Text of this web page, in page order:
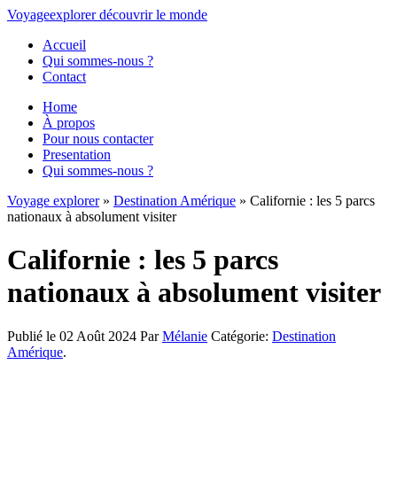
Voyageexplorer découvrirle monde
Accueil
Qui sommes-nous ?
Contact
Home
À propos
Pour nous contacter
Presentation
Qui sommes-nous ?
Voyage explorer» Destination Amérique » Californie : les 5 parcs
nationaux à absolument visiter
Californie : les 5 parcs
nationaux à absolument visiter
Publié le 02 Août 2024 ParMélanie Catégorie: Destination
Amérique.